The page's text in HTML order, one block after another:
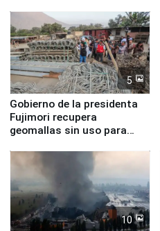
5
Gobierno de la presidenta
Fujimori recupera
geomallas sin uso para
Fenómeno El Niño
10